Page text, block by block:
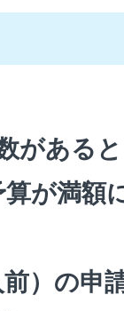
がある
が満額
）の申